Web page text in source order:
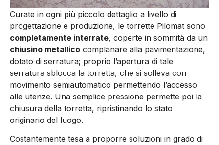
Curate in ogni più piccolo dettaglio a livello di
progettazione e produzione, le torrette Pilomat sono
completamente interrate, coperte in sommità da un
chiusino metallico complanare alla pavimentazione,
dotato di serratura; proprio l’apertura di tale
serratura sblocca la torretta, che si solleva con
movimento semiautomatico permettendo l’accesso
alle utenze. Una semplice pressione permette poi la
chiusura della torretta, ripristinando lo stato
originario del luogo.
Costantemente tesa a proporre soluzioni in grado di